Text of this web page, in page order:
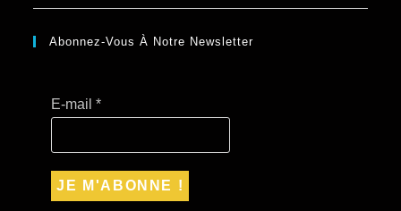
Abonnez-Vous À Notre Newsletter
E-mail*